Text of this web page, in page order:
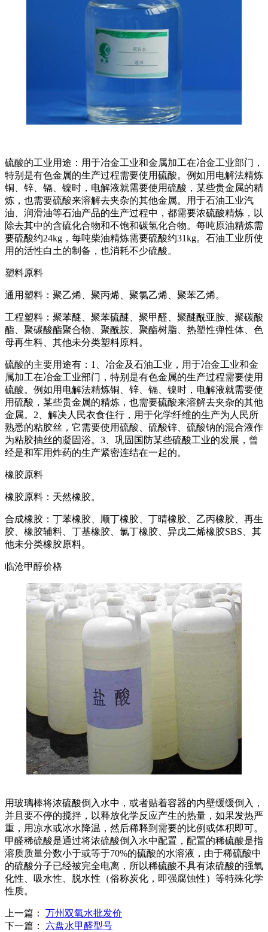
硫酸的工业用途：用于冶金工业和金属加工在冶金工业部门，
特别是有色金属的生产过程需要使用硫酸。例如用电解法精炼
铜、锌、镉、镍时，电解液就需要使用硫酸，某些贵金属的精
炼，也需要硫酸来溶解去夹杂的其他金属。用于石油工业汽
油、润滑油等石油产品的生产过程中，都需要浓硫酸精炼，以
除去其中的含硫化合物和不饱和碳氢化合物。每吨原油精炼需
要硫酸约24kg，每吨柴油精炼需要硫酸约31kg。石油工业所使
用的活性白土的制备，也消耗不少硫酸。
塑料原料
通用塑料：聚乙烯、聚丙烯、聚氯乙烯、聚苯乙烯。
工程塑料：聚苯醚、聚苯硫醚、聚甲醛、聚醚酰亚胺、聚碳酸
酯、聚碳酸酯聚合物、聚酰胺、聚酯树脂、热塑性弹性体、色
母再生料、其他未分类塑料原料。
硫酸的主要用途有：1、冶金及石油工业，用于冶金工业和金
属加工在冶金工业部门，特别是有色金属的生产过程需要使用
硫酸。例如用电解法精炼铜、锌、镉、镍时，电解液就需要使
用硫酸，某些贵金属的精炼，也需要硫酸来溶解去夹杂的其他
金属。2、解决人民衣食住行，用于化学纤维的生产为人民所
熟悉的粘胶丝，它需要使用硫酸、硫酸锌、硫酸钠的混合液作
为粘胶抽丝的凝固浴。3、巩固国防某些硫酸工业的发展，曾
经是和军用炸药的生产紧密连结在一起的。
橡胶原料
橡胶原料：天然橡胶。
合成橡胶：丁苯橡胶、顺丁橡胶、丁晴橡胶、乙丙橡胶、再生
胶、橡胶辅料、丁基橡胶、氯丁橡胶、异戊二烯橡胶SBS、其
他未分类橡胶原料。
临沧甲醇价格
用玻璃棒将浓硫酸倒入水中，或者贴着容器的内壁缓缓倒入，
并且要不停的搅拌，以释放化学反应产生的热量，如果发热严
重，用凉水或冰水降温，然后稀释到需要的比例或体积即可。
甲醛稀硫酸是通过将浓硫酸倒入水中配置，配置的稀硫酸是指
溶质质量分数小于或等于70%的硫酸的水溶液，由于稀硫酸中
的硫酸分子已经被完全电离，所以稀硫酸不具有浓硫酸的强氧
化性、吸水性、脱水性（俗称炭化，即强腐蚀性）等特殊化学
性质。
上一篇： 万州双氧水批发价
下一篇： 六盘水甲醛型号